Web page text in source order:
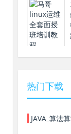
热门下载
JAVA_算法